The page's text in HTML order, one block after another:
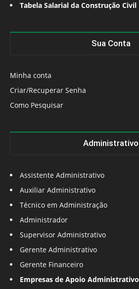
Tabela Salarial da Construção Civil
Sua Conta
Minha conta
Criar/Recuperar Senha
Como Pesquisar
Administrativo
Assistente Administrativo
Auxiliar Administrativo
Técnico em Administração
Administrador
Supervisor Administrativo
Gerente Administrativo
Gerente Financeiro
Empresas de Apoio Administrativo